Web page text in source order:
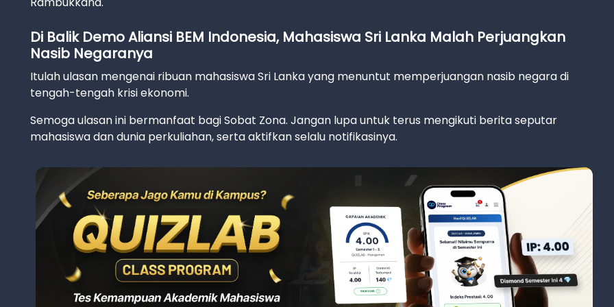
Di Balik Demo Aliansi BEM Indonesia, Mahasiswa Sri Lanka Malah Perjuangkan
Nasib Negaranya
Itulah ulasan mengenai ribuan mahasiswa Sri Lanka yang menuntut memperjuangan nasib negara di
tengah-tengah krisi ekonomi.
Semoga ulasan ini bermanfaat bagi Sobat Zona. Jangan lupa untuk terus mengikuti berita seputar
mahasiswa dan dunia perkuliahan, serta aktifkan selalu notifikasinya.